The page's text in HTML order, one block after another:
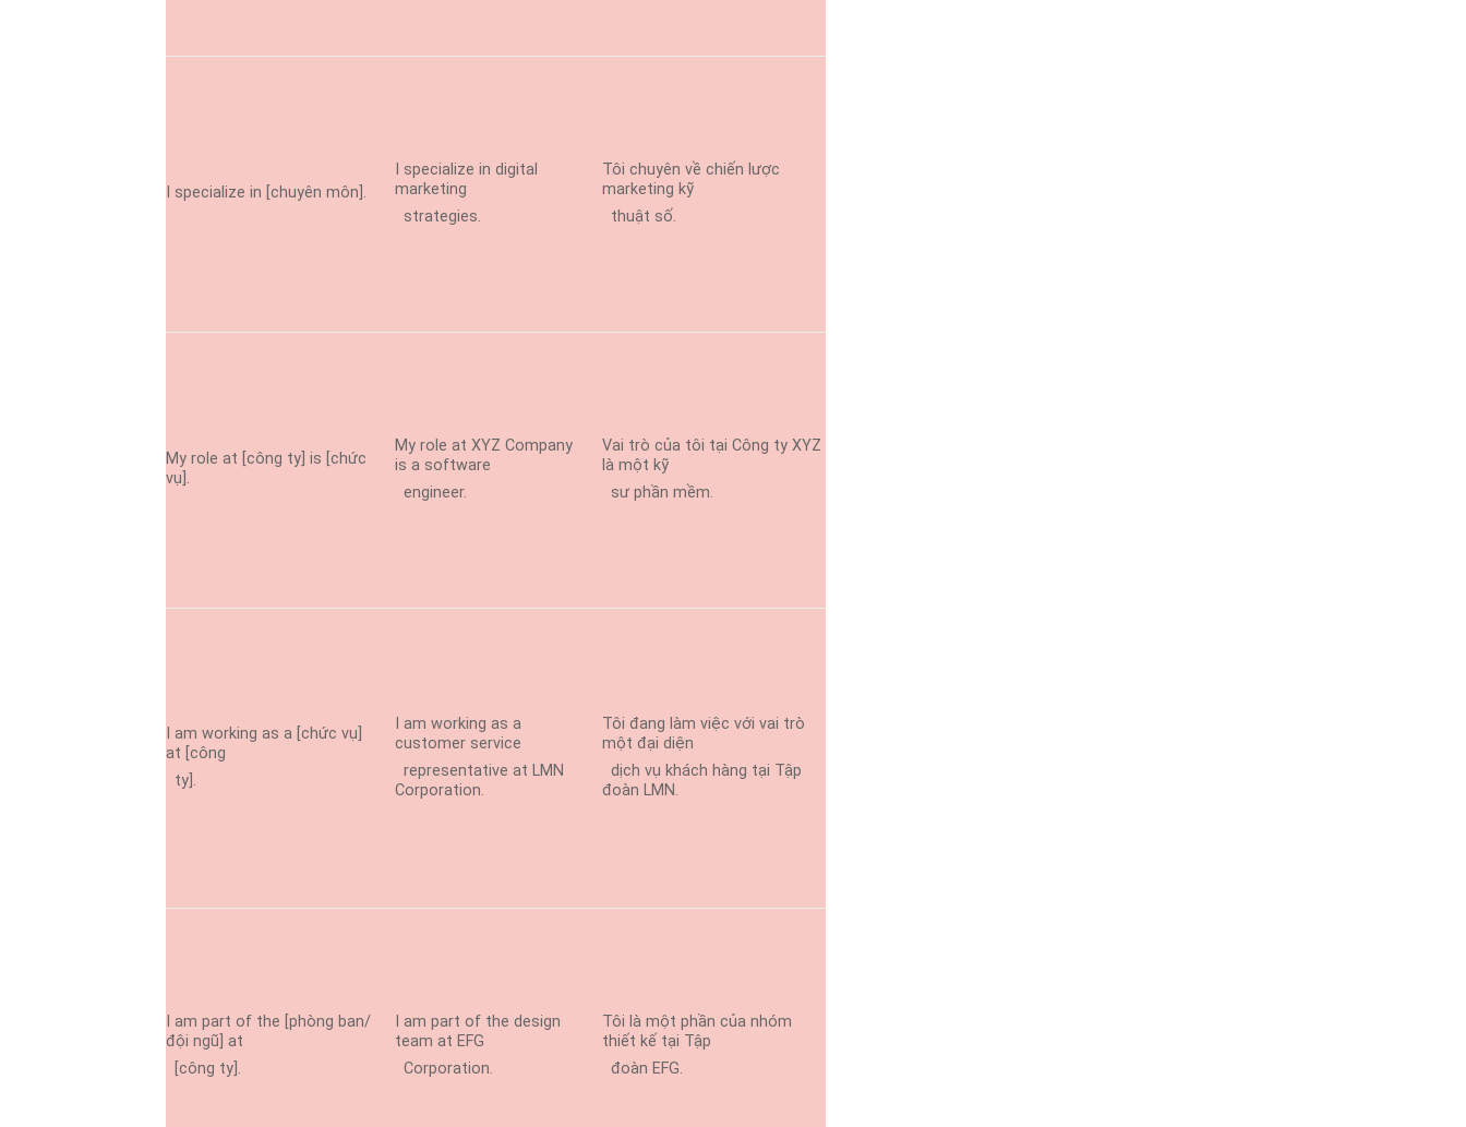
I specialize in [chuyên môn].
I specialize in digital
marketing
strategies.
Tôi chuyên về chiến lược
marketing kỹ
thuật số.
My role at [công ty] is [chức
vụ].
My role at XYZ Company
is a software
engineer.
Vai trò của tôi tại Công ty XYZ
là một kỹ
sư phần mềm.
I am working as a [chức vụ]
at [công
ty].
I am working as a
customer service
representative at LMN
Corporation.
Tôi đang làm việc với vai trò
một đại diện
dịch vụ khách hàng tại Tập
đoàn LMN.
I am part of the [phòng ban/
đội ngũ] at
[công ty].
I am part of the design
team at EFG
Corporation.
Tôi là một phần của nhóm
thiết kế tại Tập
đoàn EFG.